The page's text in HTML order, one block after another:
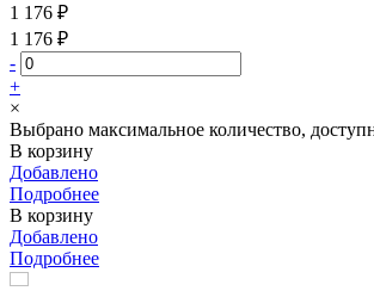
1 176 ₽
1 176 ₽
-
+
×
Выбрано максимальное количество,
В корзину
Добавлено
Подробнее
В корзину
Добавлено
Подробнее